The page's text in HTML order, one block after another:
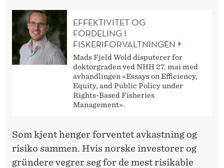
EFFEKTIVITET OG
FORDELING I
FISKERIFORVALTNINGEN
Mads Fjeld Wold disputerer for
doktorgraden ved NHH 27. mai med
avhandlingen «Essays on Efficiency,
Equity, and Public Policy under
Rights-Based Fisheries
Management».
Som kjent henger forventet avkastning og
risiko sammen. Hvis norske investorer og
gründere vegrer seg for de mest risikable